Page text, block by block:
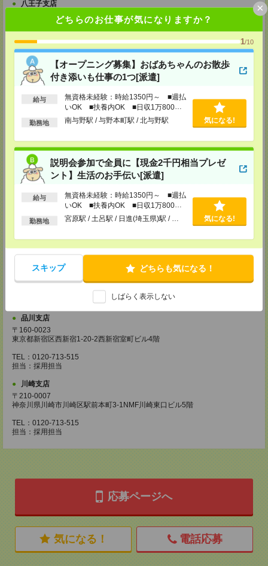
どちらのお仕事が気になりますか？
1/10
【オープニング募集】おばあちゃんのお散歩
付き添いも仕事の1つ[派遣]
給与
無資格未経験：時給1350円～ ■週払
いOK ■扶養内OK ■日収1万800円
以上
勤務地 南与野駅 / 与野本町駅 / 北与野駅 気になる!
説明会参加で全員に【現金2千円相当プレゼ
ント】生活のお手伝い[派遣]
給与
無資格未経験：時給1350円～ ■週払
いOK ■扶養内OK ■日収1万800円
以上
勤務地 宮原駅 / 土呂駅 / 日進(埼玉県)駅 / … 気になる!
スキップ どちらも気になる！
しばらく表示しない
×
八王子支店
東京都八王子市東町1－6 橋完ＬＫビル 3階
TEL：0120-713-515
担当：採用担当
町田支店
〒194-0022 東京都町田市森野1-33-11 町田森野ビル1階
TEL：0120-713-515
担当：採用担当
越谷支店
埼玉県越谷市弥生町1-4 越谷弥生ビル3階
担当：採用担当
厚木支店
神奈川県厚木市旭町1-2-1 日本生命本厚木ビル7階
TEL：0120-713-515
担当：採用担当
〒251-0025
神奈川県藤沢市鵠沼石上1丁目5番2号
甲府支店
〒400-0031 山梨県甲府市丸の内2-30-3 甲府丸の内ビル5階
品川支店
〒160-0023
東京都新宿区西新宿1-20-2西新宿室町ビル4階
TEL：0120-713-515
担当：採用担当
川崎支店
〒210-0007
神奈川県川崎市川崎区駅前本町3-1NMF川崎東口ビル5階
TEL：0120-713-515
担当：採用担当
応募ページへ
気になる！ 電話応募